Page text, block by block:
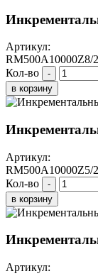
Артикул:
RM500A10000Z8/
Кол-во
-
в корзину
Артикул:
RM500A10000Z5/
Кол-во
-
в корзину
Артикул: